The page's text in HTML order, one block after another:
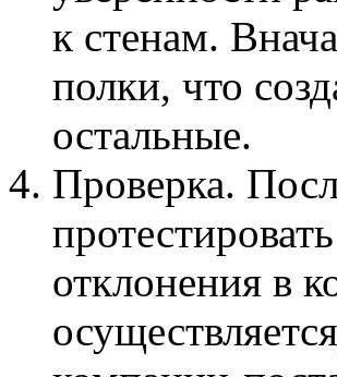
к стенам.
полки, что
остальные.
Проверка.
отклонения в